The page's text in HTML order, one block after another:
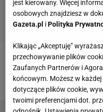
Zobacz wideoKulisy
"Zawsze go proszę, by
jest kierowany. Więcej
osobowych znajdziesz w
Gazeta.pl iPolityka
Klikając „Akceptuję”
przechowywanie plików
Zaufanych Partnerów i
końcowym. Możesz w
dotyczące plików cookie,
twoimi preferencjami dot.